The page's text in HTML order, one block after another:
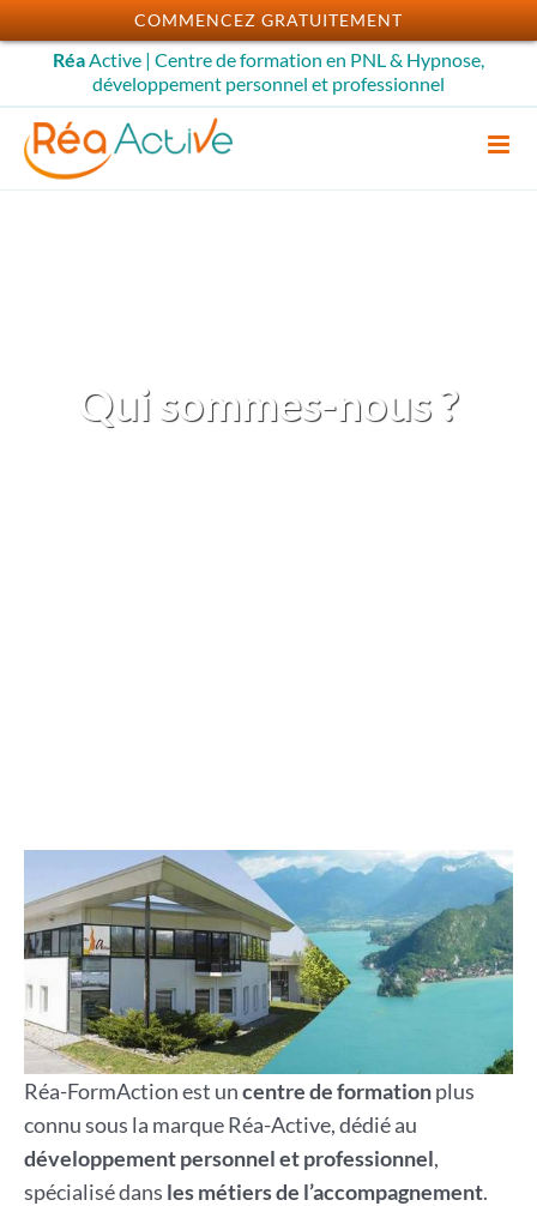
Passer
au
contenu
RéaActive | Centre de formation en PNL & Hypnose,
développement personnel et professionnel
Qui sommes-nous ?
Réa-FormAction est uncentre de formationplus
connu sous la marque Réa-Active, dédié au
développement personnel et professionnel,
spécialisé dans les métiers de l’accompagnement.
COMMENCEZ GRATUITEMENT